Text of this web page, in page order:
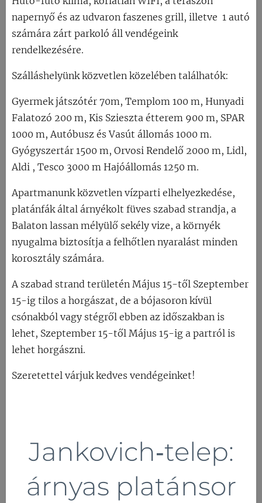
napernyő és az udvaron faszenes grill, illetve 1 autó
számára zárt parkoló áll vendégeink
rendelkezésére.
Szálláshelyünk közvetlen közelében találhatók:
Gyermek játszótér 70m, Templom 100 m, Hunyadi
Falatozó 200 m, Kis Szieszta étterem 900 m, SPAR
1000 m, Autóbusz és Vasút állomás 1000 m.
Gyógyszertár 1500 m, Orvosi Rendelő 2000 m, Lidl,
Aldi , Tesco 3000 m Hajóállomás 1250 m.
Apartmanunk közvetlen vízparti elhelyezkedése,
platánfák által árnyékolt füves szabad strandja, a
Balaton lassan mélyülő sekély vize, a környék
nyugalma biztosítja a felhőtlen nyaralást minden
korosztály számára.
A szabad strand területén Május 15-től Szeptember
15-ig tilos a horgászat, de a bójasoron kívül
csónakból vagy stégről ebben az időszakban is
lehet, Szeptember 15-től Május 15-ig a partról is
lehet horgászni.
Szeretettel várjuk kedves vendégeinket!
Jankovich‑telep:
árnyas platánsor